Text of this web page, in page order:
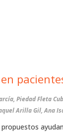
Piedad Fleta
Arilla Gil, Ana